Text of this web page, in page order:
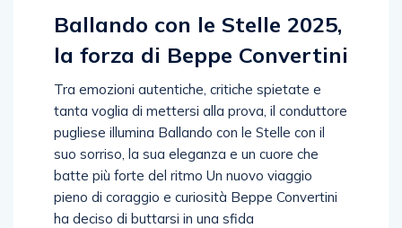
Ballando con le Stelle 2025,
la forza di Beppe Convertini
Tra emozioni autentiche, critiche spietate e
tanta voglia di mettersi alla prova, il conduttore
pugliese illumina Ballando con le Stelle con il
suo sorriso, la sua eleganza e un cuore che
batte più forte del ritmo Un nuovo viaggio
pieno di coraggio e curiosità Beppe Convertini
ha deciso di buttarsi in una sfida